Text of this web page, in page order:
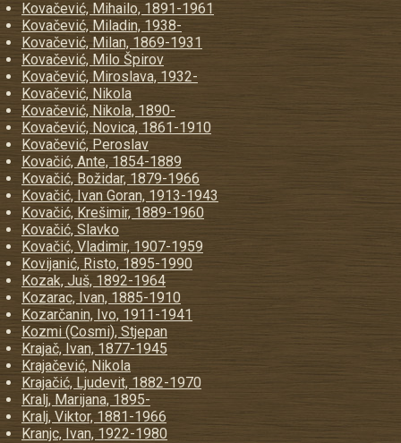
Kovačević, Mihailo, 1891-1961
Kovačević, Miladin, 1938-
Kovačević, Milan, 1869-1931
Kovačević, Milo Špirov
Kovačević, Miroslava, 1932-
Kovačević, Nikola
Kovačević, Nikola, 1890-
Kovačević, Novica, 1861-1910
Kovačević, Peroslav
Kovačić, Ante, 1854-1889
Kovačić, Božidar, 1879-1966
Kovačić, Ivan Goran, 1913-1943
Kovačić, Krešimir, 1889-1960
Kovačić, Slavko
Kovačić, Vladimir, 1907-1959
Kovijanić, Risto, 1895-1990
Kozak, Juš, 1892-1964
Kozarac, Ivan, 1885-1910
Kozarčanin, Ivo, 1911-1941
Kozmi (Cosmi), Stjepan
Krajač, Ivan, 1877-1945
Krajačević, Nikola
Krajačić, Ljudevit, 1882-1970
Kralj, Marijana, 1895-
Kralj, Viktor, 1881-1966
Kranjc, Ivan, 1922-1980